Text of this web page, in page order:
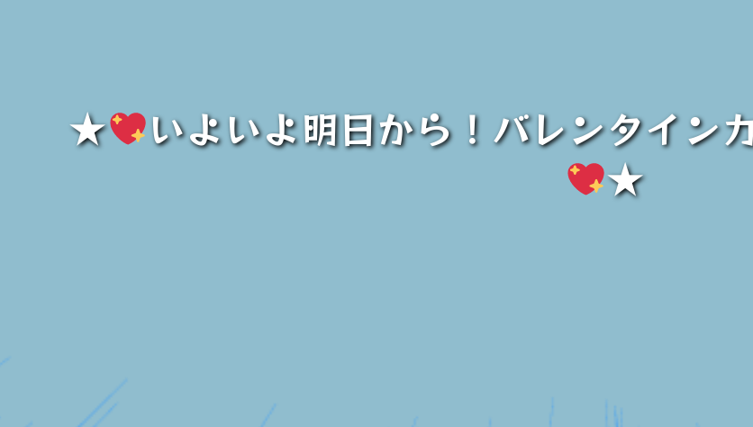
★
いよいよ明日から！バレンタイン
★